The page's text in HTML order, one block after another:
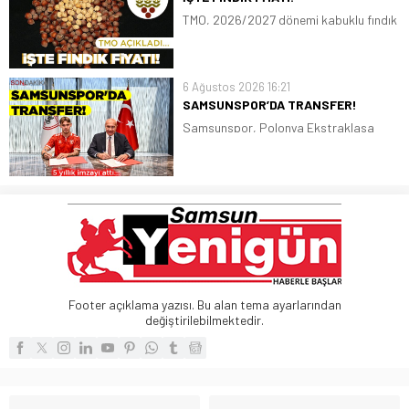
TMO, 2026/2027 dönemi kabuklu fındık
lira oldu
6 Ağustos 2026 16:21
SAMSUNSPOR’DA TRANSFER!
Samsunspor, Polonya Ekstraklasa
Footer açıklama yazısı. Bu alan tema ayarlarından
değiştirilebilmektedir.